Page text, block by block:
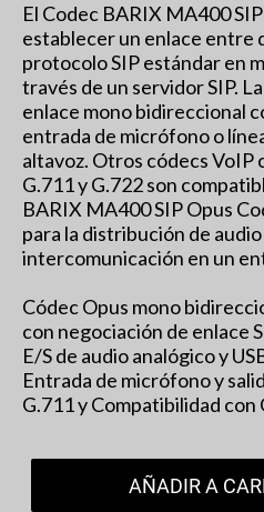
El Codec BARIX MA400
establecer un enlace entre
protocolo SIP estándar en
través de un servidor SIP.
enlace mono bidireccional
entrada de micrófono o
altavoz. Otros códecs VoIP
G.711 y G.722 son
BARIX MA400 SIP Opus
para la distribución de
intercomunicación en un
Códec Opus mono
con negociación de enlace
E/S de audio analógico y
Entrada de micrófono y
G.711 y Compatibilidad con
AÑADIR A